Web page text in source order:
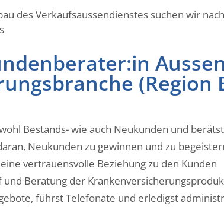
des Verkaufsaussendienstes suchen wir
(Region
Bestands- wie auch Neukunden und
Neukunden zu gewinnen und zu
vertrauensvolle Beziehung zu den Kunden
und Beratung der
führst Telefonate und erledigst